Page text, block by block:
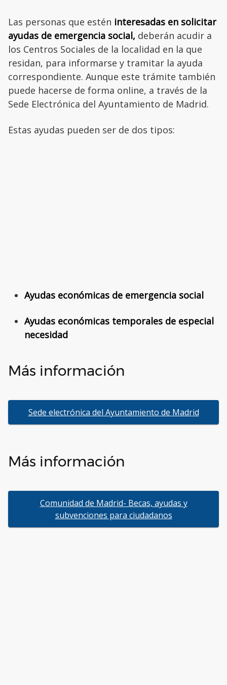
Las personas que estén interesadas en solicitar
ayudas de emergencia social, deberán acudir a
los Centros Sociales de la localidad en la que
residan, para informarse y tramitar la ayuda
correspondiente. Aunque este trámite también
puede hacerse de forma online, a través de la
Sede Electrónica del Ayuntamiento de Madrid.
Estas ayudas pueden ser de dos tipos:
Ayudas económicas de emergencia social
Ayudas económicas temporales de especial
necesidad
Más información
Sede electrónica del Ayuntamiento de Madrid
Más información
Comunidad de Madrid- Becas, ayudas y
subvenciones para ciudadanos